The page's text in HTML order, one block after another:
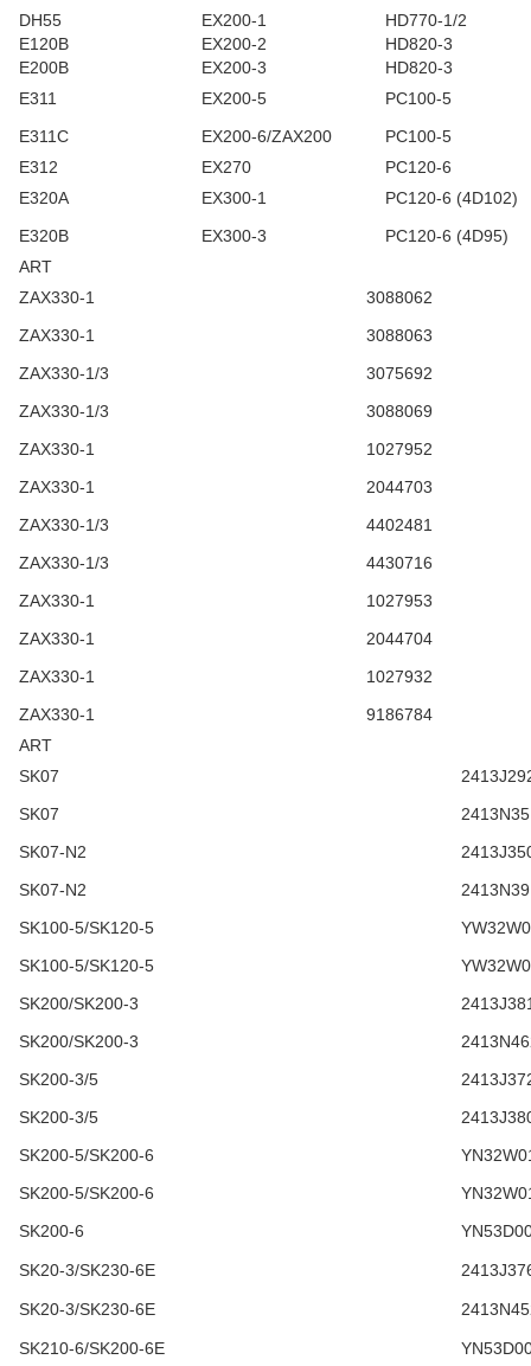
DH55
EX200-1
HD770-1/2
E120B
EX200-2
HD820-3
E200B
EX200-3
HD820-3
E311
EX200-5
PC100-5
E311C
EX200-6/ZAX200
PC100-5
E312
EX270
PC120-6
E320A
EX300-1
PC120-6 (4D102)
E320B
EX300-3
PC120-6 (4D95)
ART
ZAX330-1
3088062
ZAX330-1
3088063
ZAX330-1/3
3075692
ZAX330-1/3
3088069
ZAX330-1
1027952
ZAX330-1
2044703
ZAX330-1/3
4402481
ZAX330-1/3
4430716
ZAX330-1
1027953
ZAX330-1
2044704
ZAX330-1
1027932
ZAX330-1
9186784
ART
SK07
SK07
SK07-N2
SK07-N2
SK100-5/SK120-5
SK100-5/SK120-5
SK200/SK200-3
SK200/SK200-3
SK200-3/5
SK200-3/5
SK200-5/SK200-6
SK200-5/SK200-6
SK200-6
SK20-3/SK230-6E
SK20-3/SK230-6E
SK210-6/SK200-6E